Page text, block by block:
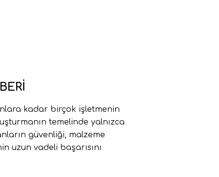
kadar birçok işletmenin
temelinde yalnızca
güvenliği, malzeme
uzun vadeli başarısını